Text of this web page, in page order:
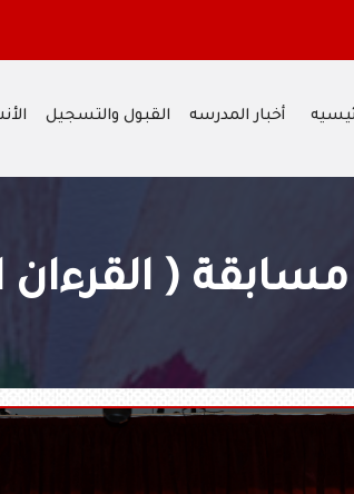
أخبار المدرسه القبول والتسجيل
( القرءان